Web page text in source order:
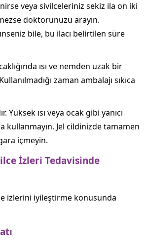
veya sivilceleriniz sekiz ila on iki
doktorunuzu arayın.
bile, bu ilacı belirtilen süre
ısı ve nemden uzak bir
zaman ambalajı sıkıca
Yüksek ısı veya ocak gibi yanıcı
kullanmayın. Jel cildinizde tamamen
içmeyin.
İzleri Tedavisinde
izlerini iyileştirme konusunda